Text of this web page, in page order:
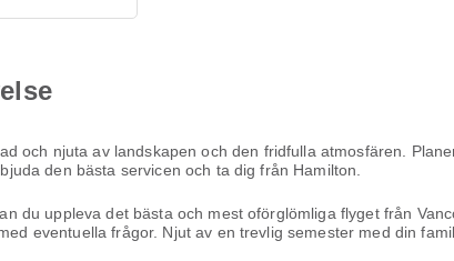
och njuta av landskapen och den fridfulla atmosfären.
den bästa servicen och ta dig från Hamilton.
du uppleva det bästa och mest oförglömliga flyget från
eventuella frågor. Njut av en trevlig semester med din